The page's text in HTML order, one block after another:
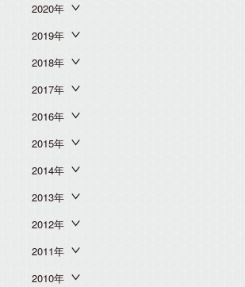
2020年
2019年
2018年
2017年
2016年
2015年
2014年
2013年
2012年
2011年
2010年